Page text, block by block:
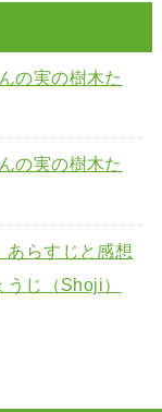
の実の樹木た
の実の樹木た
あらすじと感想
うじ（Shoji）